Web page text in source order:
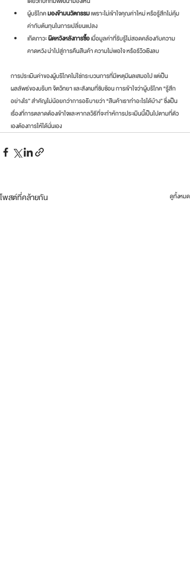
ผู้บริโภค มองข้ามนวัตกรรม เพราะไม่เข้าใจคุณค่าใหม่ หรือรู้สึกไม่คุ้ม
ค่ากับต้นทุนในการเปลี่ยนแปลง
เกิดภาวะ ผิดหวังหลังการซื้อ เมื่อมูลค่าที่รับรู้ไม่สอดคล้องกับความ
คาดหวัง นำไปสู่การคืนสินค้า ความไม่พอใจ หรือรีวิวเชิงลบ
การประเมินค่าของผู้บริโภคไม่ใช่กระบวนการที่มีเหตุมีผลเสมอไป แต่เป็น
ผลลัพธ์ของบริบท จิตวิทยา และสังคมที่ซับซ้อน การเข้าใจว่าผู้บริโภค “รู้สึก
อย่างไร” สำคัญไม่น้อยกว่าการอธิบายว่า “สินค้าเราทำอะไรได้บ้าง” ซึ่งเป็น
เรื่องที่การตลาดต้องเข้าใจและหากลวิธีที่จะทำห้การประเมินนี้เป็นไปตามที่ตัว
เองต้องการให้ได้นั่นเอง
โพสต์ที่คล้ายกัน ดูทั้งหมด